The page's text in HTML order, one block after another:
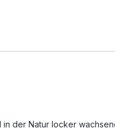
der Natur locker